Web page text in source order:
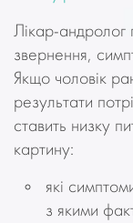
Лікар-андролог
звернення,
Якщо чоловік
результати
ставить низку
картину:
які
з якими